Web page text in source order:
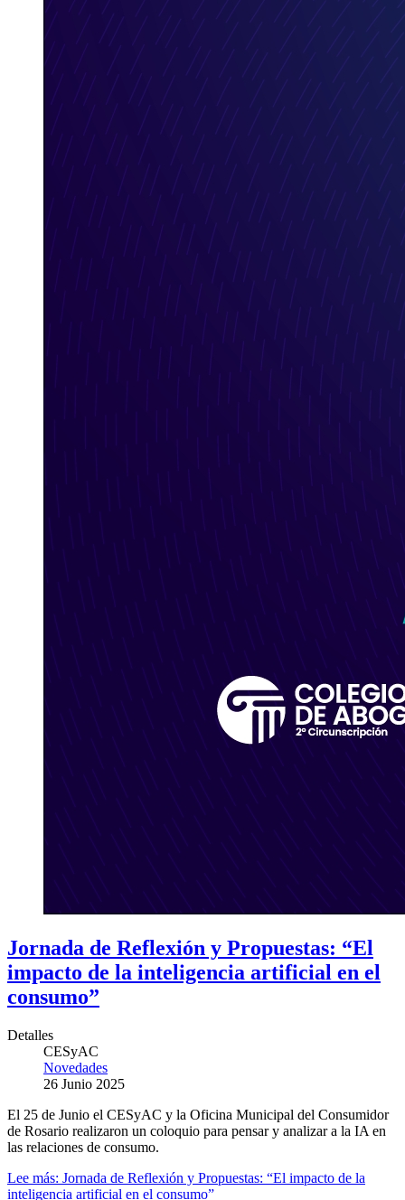
Jornada de Reflexión y Propuestas: “El
impacto de la inteligencia artificial en el
consumo”
Detalles
CESyAC
Novedades
26 Junio 2025
El 25 de Junio el CESyAC y la Oficina Municipal del Consumidor
de Rosario realizaron un coloquio para pensar y analizar a la IA en
las relaciones de consumo.
Lee más: Jornada de Reflexión y Propuestas: “El impacto de la
inteligencia artificial en el consumo”